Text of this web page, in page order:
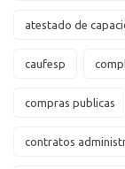
atestado de
caufesp
compras publicas
contratos